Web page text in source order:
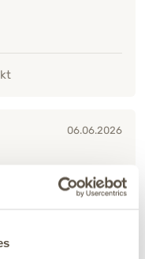
06.06.2026
Welpenalter an